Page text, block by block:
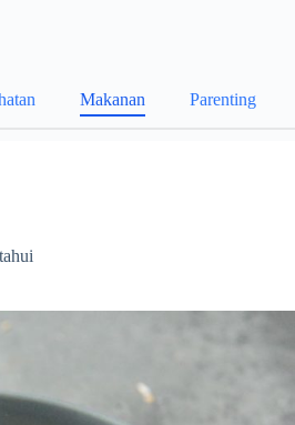
Makanan Parenting